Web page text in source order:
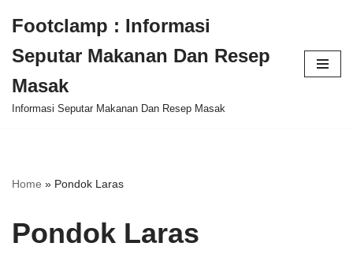
to
content
Footclamp : Informasi
Seputar Makanan Dan Resep
Masak
Informasi Seputar Makanan Dan Resep Masak
Home » Pondok Laras
Pondok Laras